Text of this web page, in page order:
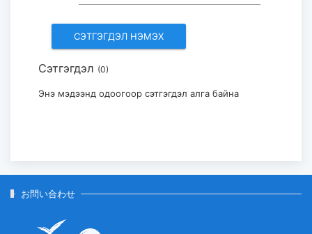
訪問した...
2026-07-29
Mongolia and Japan」...
Сэтгэгдэл (0)
Энэ мэдээнд одоогоор сэтгэгдэл алга байна
お問い合わせ